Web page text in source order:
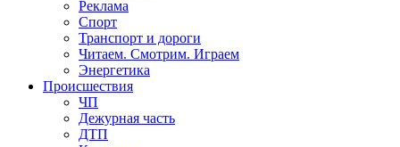
Реклама
Спорт
Транспорт и дороги
Читаем. Смотрим. Играем
Энергетика
Происшествия
ЧП
Дежурная часть
ДТП